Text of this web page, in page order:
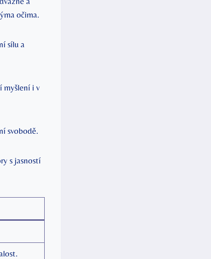
očima.
sílu a
myšlení i v
svobodě.
s jasností